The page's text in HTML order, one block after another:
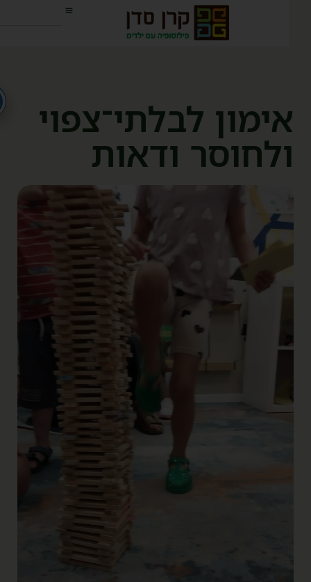
לבלתי־צפוי
ודאות